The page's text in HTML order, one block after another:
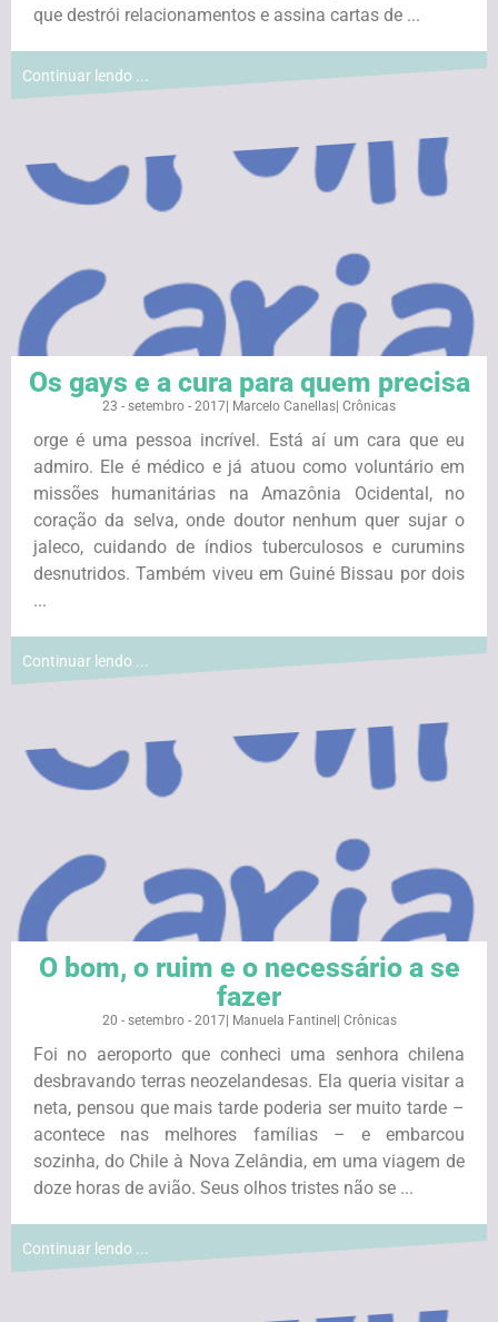
que destrói relacionamentos e assina cartas de ...
Continuar lendo ...
Os gays e a cura para quem precisa
23 - setembro - 2017 Marcelo Canellas Crônicas
orge é uma pessoa incrível. Está aí um cara que eu
admiro. Ele é médico e já atuou como voluntário em
missões humanitárias na Amazônia Ocidental, no
coração da selva, onde doutor nenhum quer sujar o
jaleco, cuidando de índios tuberculosos e curumins
desnutridos. Também viveu em Guiné Bissau por dois
...
Continuar lendo ...
O bom, o ruim e o necessário a se
fazer
20 - setembro - 2017| Manuela Fantinel Crônicas
Foi no aeroporto que conheci uma senhora chilena
desbravando terras neozelandesas. Ela queria visitar a
neta, pensou que mais tarde poderia ser muito tarde –
acontece nas melhores famílias – e embarcou
sozinha, do Chile à Nova Zelândia, em uma viagem de
doze horas de avião. Seus olhos tristes não se ...
Continuar lendo ...